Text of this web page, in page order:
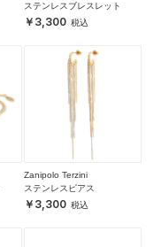
ステンレスブレスレット
3,300
Zanipolo Terzini
ステンレスピアス
3,300